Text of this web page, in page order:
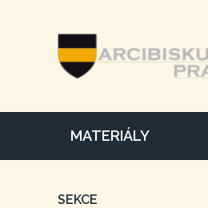
MATERIÁLY
SEKCE